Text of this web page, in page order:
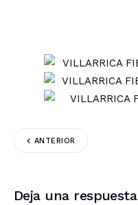
ANTERIOR
Deja una respuesta